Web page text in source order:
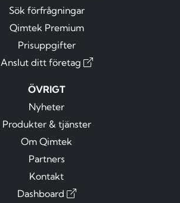
Sök förfrågningar
Qimtek Premium
Prisuppgifter
Anslut ditt företag
ÖVRIGT
Nyheter
Produkter & tjänster
Om Qimtek
Partners
Kontakt
Dashboard